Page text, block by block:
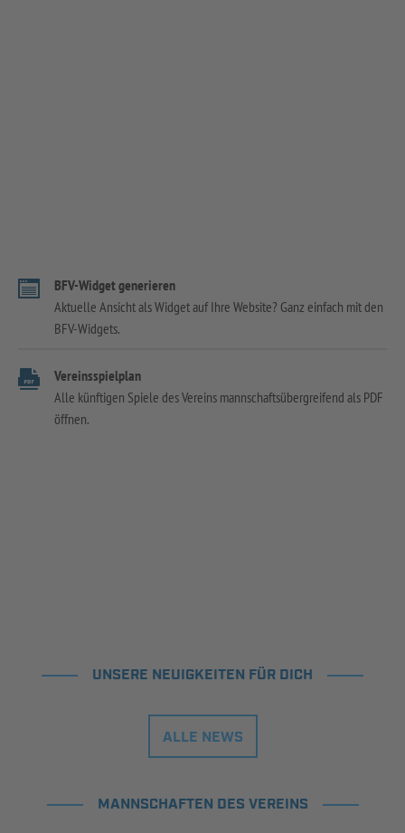
BFV-Widget generieren
Aktuelle Ansicht als Widget auf Ihre Website? Ganz einfach mit den
BFV-Widgets.
Vereinsspielplan
Alle künftigen Spiele des Vereins mannschaftsübergreifend als PDF
öffnen.
UNSERE NEUIGKEITEN FÜR DICH
ALLE NEWS
MANNSCHAFTEN DES VEREINS